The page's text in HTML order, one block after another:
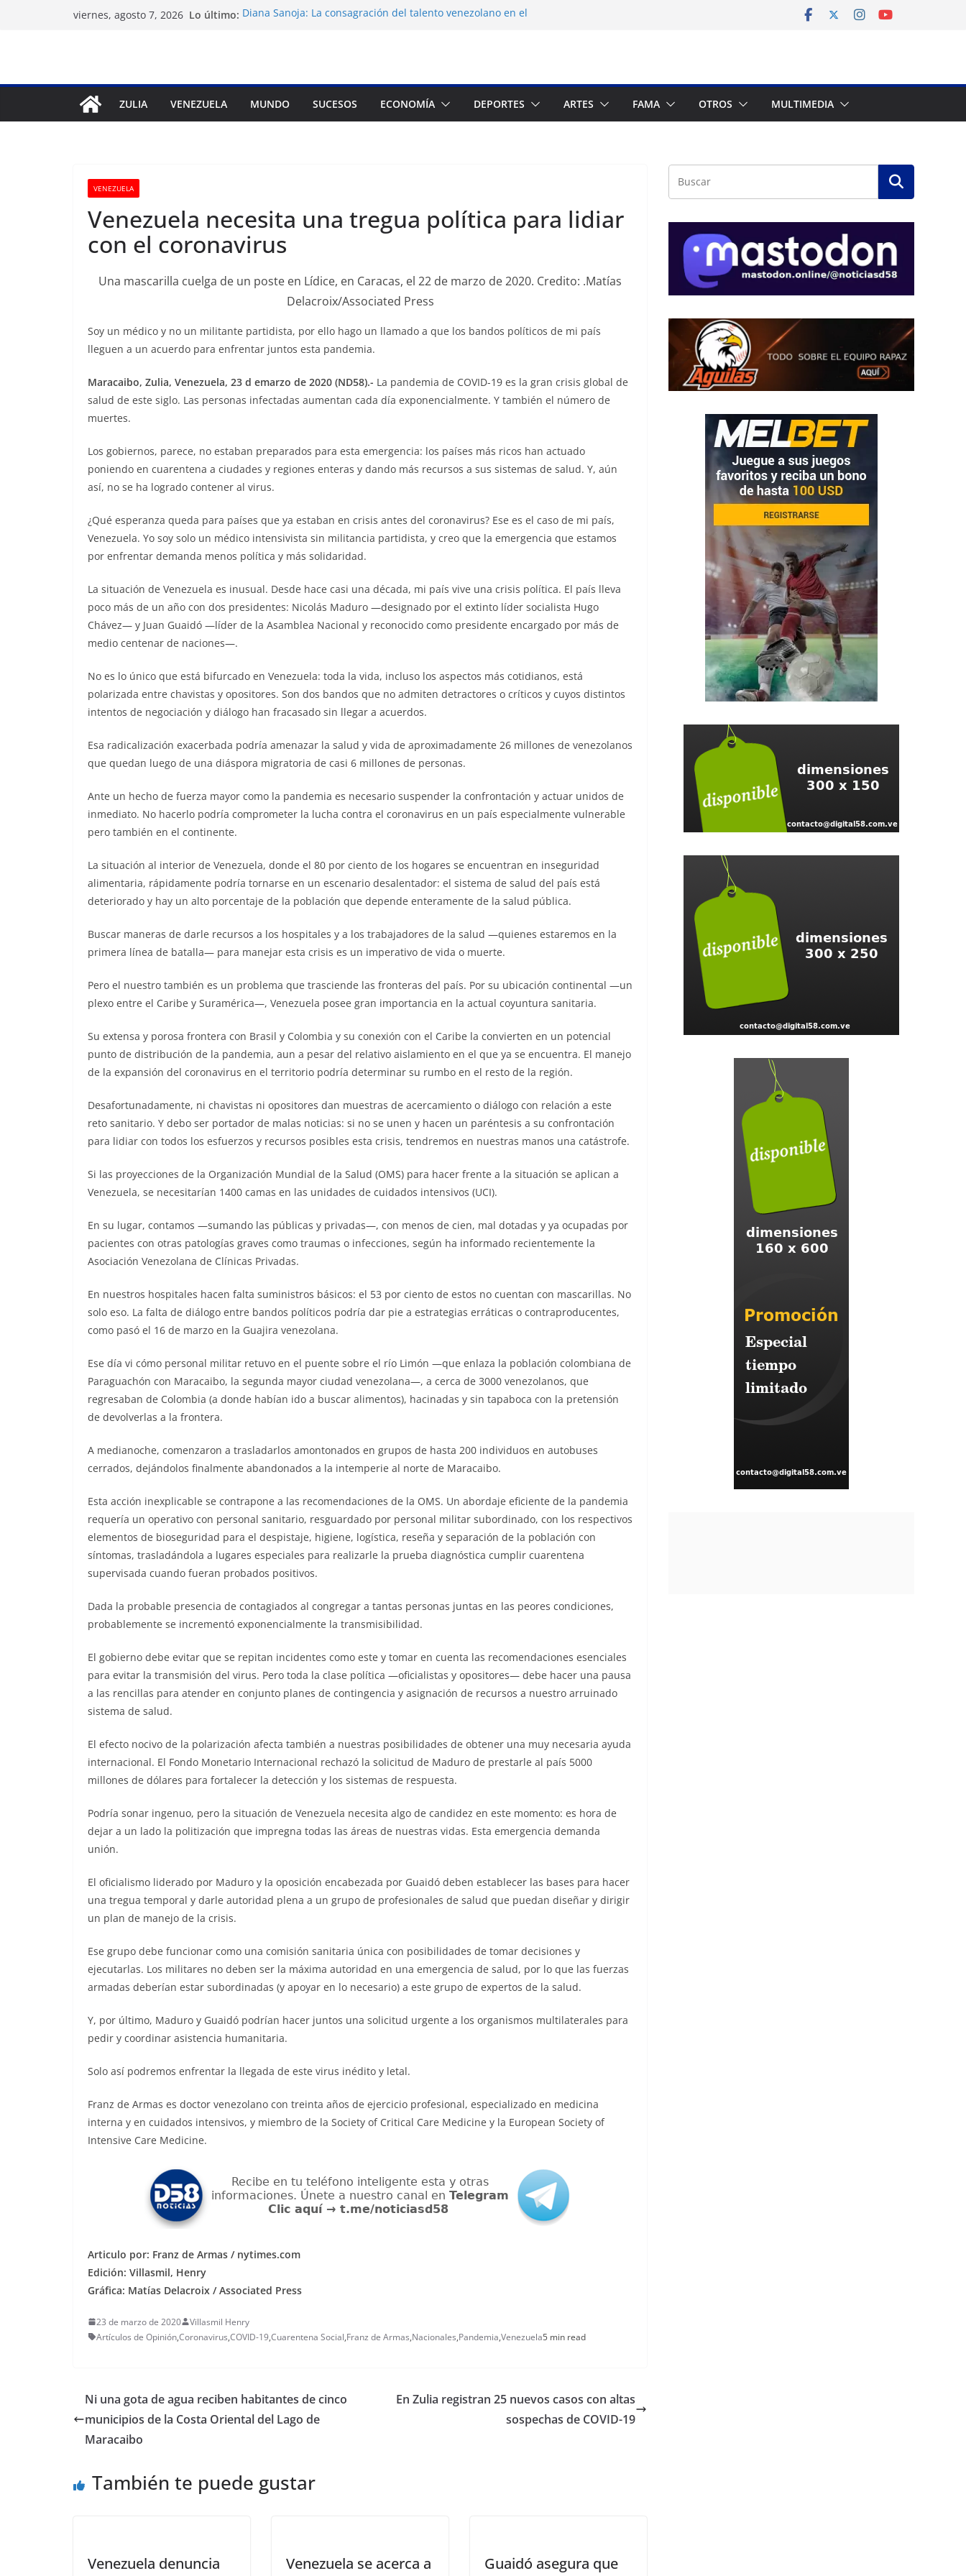
viernes, agosto 7, 2026 Lo último: Diana Sanoja: La consagración del talento venezolano en el
varios municipios
Nueva tienda de dermocosmética Vida Gloss abre en
ZULIA VENEZUELA MUNDO SUCESOS ECONOMÍA DEPORTES ARTES FAMA OTROS MULTIMEDIA
VENEZUELA
Venezuela necesita una tregua política para lidiar
con el coronavirus
Una mascarilla cuelga de un poste en Lídice, en Caracas, el 22 de marzo de 2020. Credito: .Matías
Delacroix/Associated Press
Soy un médico y no un militante partidista, por ello hago un llamado a que los bandos políticos de mi país
lleguen a un acuerdo para enfrentar juntos esta pandemia.
Maracaibo, Zulia, Venezuela, 23 d emarzo de 2020 (ND58).- La pandemia de COVID-19 es la gran crisis global de
salud de este siglo. Las personas infectadas aumentan cada día exponencialmente. Y también el número de
muertes.
Los gobiernos, parece, no estaban preparados para esta emergencia: los países más ricos han actuado
poniendo en cuarentena a ciudades y regiones enteras y dando más recursos a sus sistemas de salud. Y, aún
así, no se ha logrado contener al virus.
¿Qué esperanza queda para países que ya estaban en crisis antes del coronavirus? Ese es el caso de mi país,
Venezuela. Yo soy solo un médico intensivista sin militancia partidista, y creo que la emergencia que estamos
por enfrentar demanda menos política y más solidaridad.
La situación de Venezuela es inusual. Desde hace casi una década, mi país vive una crisis política. El país lleva
poco más de un año con dos presidentes: Nicolás Maduro —designado por el extinto líder socialista Hugo
Chávez— y Juan Guaidó —líder de la Asamblea Nacional y reconocido como presidente encargado por más de
medio centenar de naciones—.
No es lo único que está bifurcado en Venezuela: toda la vida, incluso los aspectos más cotidianos, está
polarizada entre chavistas y opositores. Son dos bandos que no admiten detractores o críticos y cuyos distintos
intentos de negociación y diálogo han fracasado sin llegar a acuerdos.
Esa radicalización exacerbada podría amenazar la salud y vida de aproximadamente 26 millones de venezolanos
que quedan luego de una diáspora migratoria de casi 6 millones de personas.
Ante un hecho de fuerza mayor como la pandemia es necesario suspender la confrontación y actuar unidos de
inmediato. No hacerlo podría comprometer la lucha contra el coronavirus en un país especialmente vulnerable
pero también en el continente.
La situación al interior de Venezuela, donde el 80 por ciento de los hogares se encuentran en inseguridad
alimentaria, rápidamente podría tornarse en un escenario desalentador: el sistema de salud del país está
deteriorado y hay un alto porcentaje de la población que depende enteramente de la salud pública.
Buscar maneras de darle recursos a los hospitales y a los trabajadores de la salud —quienes estaremos en la
primera línea de batalla— para manejar esta crisis es un imperativo de vida o muerte.
Pero el nuestro también es un problema que trasciende las fronteras del país. Por su ubicación continental —un
plexo entre el Caribe y Suramérica—, Venezuela posee gran importancia en la actual coyuntura sanitaria.
Su extensa y porosa frontera con Brasil y Colombia y su conexión con el Caribe la convierten en un potencial
punto de distribución de la pandemia, aun a pesar del relativo aislamiento en el que ya se encuentra. El manejo
de la expansión del coronavirus en el territorio podría determinar su rumbo en el resto de la región.
Desafortunadamente, ni chavistas ni opositores dan muestras de acercamiento o diálogo con relación a este
reto sanitario. Y debo ser portador de malas noticias: si no se unen y hacen un paréntesis a su confrontación
para lidiar con todos los esfuerzos y recursos posibles esta crisis, tendremos en nuestras manos una catástrofe.
Si las proyecciones de la Organización Mundial de la Salud (OMS) para hacer frente a la situación se aplican a
Venezuela, se necesitarían 1400 camas en las unidades de cuidados intensivos (UCI).
En su lugar, contamos —sumando las públicas y privadas—, con menos de cien, mal dotadas y ya ocupadas por
pacientes con otras patologías graves como traumas o infecciones, según ha informado recientemente la
Asociación Venezolana de Clínicas Privadas.
En nuestros hospitales hacen falta suministros básicos: el 53 por ciento de estos no cuentan con mascarillas. No
solo eso. La falta de diálogo entre bandos políticos podría dar pie a estrategias erráticas o contraproducentes,
como pasó el 16 de marzo en la Guajira venezolana.
Ese día vi cómo personal militar retuvo en el puente sobre el río Limón —que enlaza la población colombiana de
Paraguachón con Maracaibo, la segunda mayor ciudad venezolana—, a cerca de 3000 venezolanos, que
regresaban de Colombia (a donde habían ido a buscar alimentos), hacinadas y sin tapaboca con la pretensión
de devolverlas a la frontera.
A medianoche, comenzaron a trasladarlos amontonados en grupos de hasta 200 individuos en autobuses
cerrados, dejándolos finalmente abandonados a la intemperie al norte de Maracaibo.
Esta acción inexplicable se contrapone a las recomendaciones de la OMS. Un abordaje eficiente de la pandemia
requería un operativo con personal sanitario, resguardado por personal militar subordinado, con los respectivos
elementos de bioseguridad para el despistaje, higiene, logística, reseña y separación de la población con
síntomas, trasladándola a lugares especiales para realizarle la prueba diagnóstica cumplir cuarentena
supervisada cuando fueran probados positivos.
Dada la probable presencia de contagiados al congregar a tantas personas juntas en las peores condiciones,
probablemente se incrementó exponencialmente la transmisibilidad.
El gobierno debe evitar que se repitan incidentes como este y tomar en cuenta las recomendaciones esenciales
para evitar la transmisión del virus. Pero toda la clase política —oficialistas y opositores— debe hacer una pausa
a las rencillas para atender en conjunto planes de contingencia y asignación de recursos a nuestro arruinado
sistema de salud.
El efecto nocivo de la polarización afecta también a nuestras posibilidades de obtener una muy necesaria ayuda
internacional. El Fondo Monetario Internacional rechazó la solicitud de Maduro de prestarle al país 5000
millones de dólares para fortalecer la detección y los sistemas de respuesta.
Podría sonar ingenuo, pero la situación de Venezuela necesita algo de candidez en este momento: es hora de
dejar a un lado la politización que impregna todas las áreas de nuestras vidas. Esta emergencia demanda
unión.
El oficialismo liderado por Maduro y la oposición encabezada por Guaidó deben establecer las bases para hacer
una tregua temporal y darle autoridad plena a un grupo de profesionales de salud que puedan diseñar y dirigir
un plan de manejo de la crisis.
Ese grupo debe funcionar como una comisión sanitaria única con posibilidades de tomar decisiones y
ejecutarlas. Los militares no deben ser la máxima autoridad en una emergencia de salud, por lo que las fuerzas
armadas deberían estar subordinadas (y apoyar en lo necesario) a este grupo de expertos de la salud.
Y, por último, Maduro y Guaidó podrían hacer juntos una solicitud urgente a los organismos multilaterales para
pedir y coordinar asistencia humanitaria.
Solo así podremos enfrentar la llegada de este virus inédito y letal.
Franz de Armas es doctor venezolano con treinta años de ejercicio profesional, especializado en medicina
interna y en cuidados intensivos, y miembro de la Society of Critical Care Medicine y la European Society of
Intensive Care Medicine.
Articulo por: Franz de Armas / nytimes.com
Edición: Villasmil, Henry
Gráfica: Matías Delacroix / Associated Press
23 de marzo de 2020
Villasmil Henry
Artículos de Opinión,Coronavirus,COVID-19,Cuarentena Social,Franz de Armas,Nacionales,Pandemia,Venezuela5 min read
Ni una gota de agua reciben habitantes de cinco
municipios de la Costa Oriental del Lago de
Maracaibo
En Zulia registran 25 nuevos casos con altas
sospechas de COVID-19
También te puede gustar
Venezuela denuncia Venezuela se acerca a Guaidó asegura que